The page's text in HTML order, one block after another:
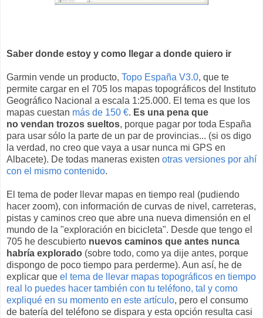
Saber donde estoy y como llegar a donde quiero ir
Garmin vende un producto, Topo España V3.0, que te
permite cargar en el 705 los mapas topográficos del Instituto
Geográfico Nacional a escala 1:25.000. El tema es que los
mapas cuestan más de 150 €. Es una pena que
no vendan trozos sueltos, porque pagar por toda España
para usar sólo la parte de un par de provincias... (si os digo
la verdad, no creo que vaya a usar nunca mi GPS en
Albacete). De todas maneras existen otras versiones por ahí
con el mismo contenido.
El tema de poder llevar mapas en tiempo real (pudiendo
hacer zoom), con información de curvas de nivel, carreteras,
pistas y caminos creo que abre una nueva dimensión en el
mundo de la "exploración en bicicleta". Desde que tengo el
705 he descubierto nuevos caminos que antes nunca
habría explorado (sobre todo, como ya dije antes, porque
dispongo de poco tiempo para perderme). Aun así, he de
explicar que el tema de llevar mapas topográficos en tiempo
real lo puedes hacer también con tu teléfono, tal y como
expliqué en su momento en este artículo, pero el consumo
de batería del teléfono se dispara y esta opción resulta casi